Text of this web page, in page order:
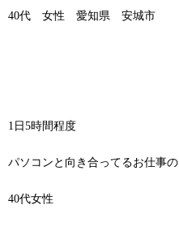
40代 女性 愛知県 安城市
1日5時間程度
パソコンと向き合ってるお仕事の
40代女性